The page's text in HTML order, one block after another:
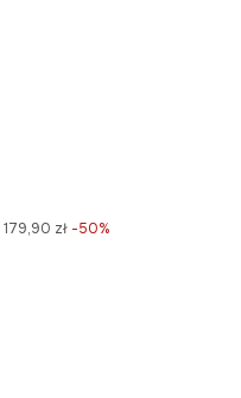
179,90 zł -50%